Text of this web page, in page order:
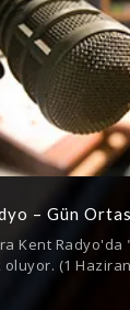
– Gün
Kent Radyo'da
(1